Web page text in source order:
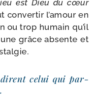
est Dieu du cœur
conver­tir l’amour en
ou trop humain qu’il
grâce absente et
celui qui par­